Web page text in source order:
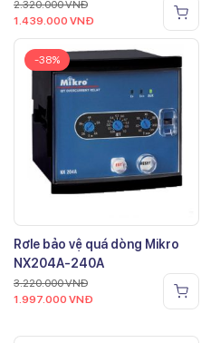
2.320.000VNĐ
1.439.000 VNĐ
-38%
Rơle bảo vệ quá dòng Mikro
NX204A-240A
3.220.000VNĐ
1.997.000 VNĐ